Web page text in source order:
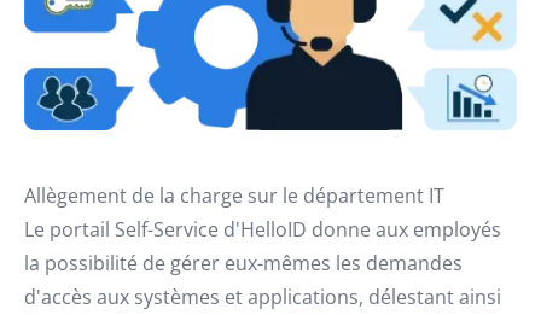
Allègement de la charge sur le département IT
Le portail Self-Service d'HelloID donne aux employés
la possibilité de gérer eux-mêmes les demandes
d'accès aux systèmes et applications, délestant ainsi